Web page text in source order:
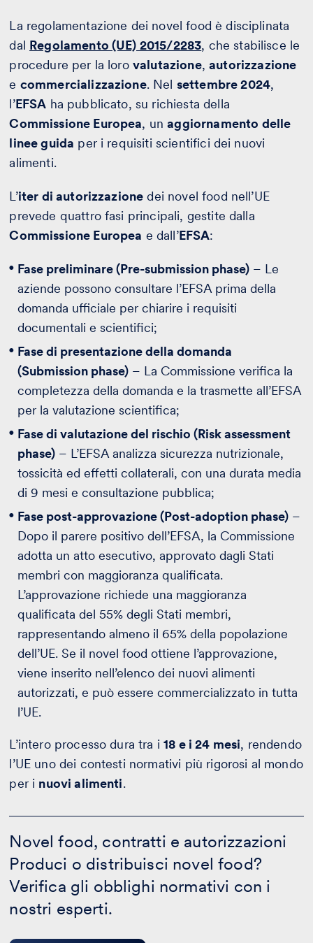
La regolamentazione dei novel food è disciplinata
dal Regolamento (UE) 2015/2283, che stabilisce le
procedure per la loro valutazione,autorizzazione
e commercializzazione. Nel settembre 2024,
l’EFSA ha pubblicato, su richiesta della
Commissione Europea, unaggiornamento delle
linee guida per i requisiti scientifici dei nuovi
alimenti.
L’iter di autorizzazione dei novel food nell’UE
prevede quattro fasi principali, gestite dalla
Commissione Europea e dall’EFSA:
Fase preliminare (Pre-submission phase) – Le
aziende possono consultare l’EFSA prima della
domanda ufficiale per chiarire i requisiti
documentali e scientifici;
Fase di presentazione della domanda
(Submission phase) – La Commissione verifica la
completezza della domanda e la trasmette all’EFSA
per la valutazione scientifica;
Fase di valutazione del rischio (Risk assessment
phase) – L’EFSA analizza sicurezza nutrizionale,
tossicità ed effetti collaterali, con una durata media
di 9 mesi e consultazione pubblica;
Fase post-approvazione (Post-adoption phase) –
Dopo il parere positivo dell’EFSA, la Commissione
adotta un atto esecutivo, approvato dagli Stati
membri con maggioranza qualificata.
L’approvazione richiede una maggioranza
qualificata del 55% degli Stati membri,
rappresentando almeno il 65% della popolazione
dell’UE. Se il novel food ottiene l’approvazione,
viene inserito nell’elenco dei nuovi alimenti
autorizzati, e può essere commercializzato in tutta
l’UE.
L’intero processo dura tra i18 e i 24 mesi, rendendo
l’UE uno dei contesti normativi più rigorosi al mondo
per i nuovi alimenti.
Novel food, contratti e autorizzazioni
Produci o distribuisci novel food?
Verifica gli obblighi normativi con i
nostri esperti.
food,
contratti
e
-
Calcola
il